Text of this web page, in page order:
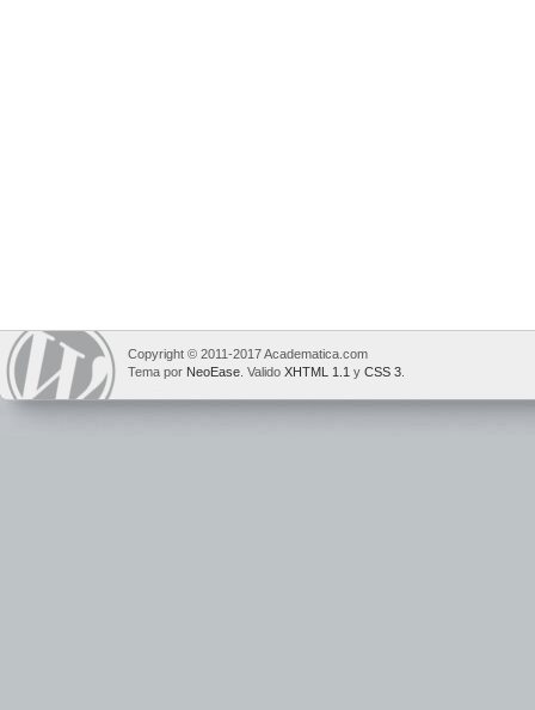
Copyright © 2011-2017 Academatica.com
Tema por NeoEase . Valido XHTML 1.1 y CSS 3